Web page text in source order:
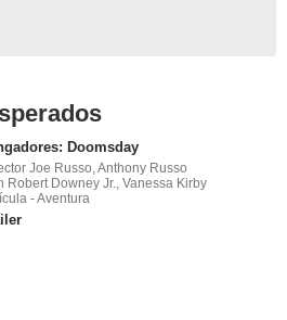
Doomsday
Joe Russo, Anthony Russo
Robert Downey Jr., Vanessa Kirby
- Aventura